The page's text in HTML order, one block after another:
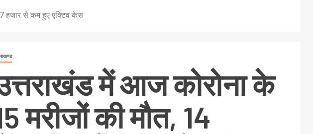
हजार से कम हुए एक्टिव केस
में आज कोरोना के
मरीजों की मौत, 14